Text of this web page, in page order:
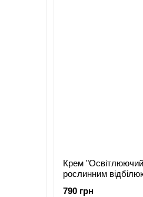
Крем "Освітлюючий"
рослинним
790 грн